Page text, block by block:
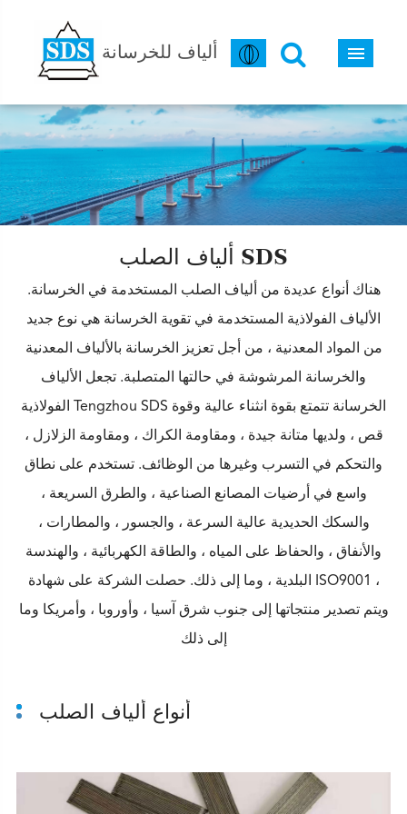
ألياف للخرسانة
ألياف الصلب SDS
هناك أنواع عديدة من ألياف الصلب المستخدمة في الخرسانة.
الألياف الفولاذية المستخدمة في تقوية الخرسانة هي نوع جديد
من المواد المعدنية ، من أجل تعزيز الخرسانة بالألياف المعدنية
والخرسانة المرشوشة في حالتها المتصلبة. تجعل الألياف
الفولاذية Tengzhou SDS الخرسانة تتمتع بقوة انثناء عالية وقوة
قص ، ولديها متانة جيدة ، ومقاومة الكراك ، ومقاومة الزلازل ،
والتحكم في التسرب وغيرها من الوظائف. تستخدم على نطاق
واسع في أرضيات المصانع الصناعية ، والطرق السريعة ،
والسكك الحديدية عالية السرعة ، والجسور ، والمطارات ،
والأنفاق ، والحفاظ على المياه ، والطاقة الكهربائية ، والهندسة
البلدية ، وما إلى ذلك. حصلت الشركة على شهادة ISO9001 ،
ويتم تصدير منتجاتها إلى جنوب شرق آسيا ، وأوروبا ، وأمريكا وما
إلى ذلك
أنواع ألياف الصلب
SDS-05030 0.50 مم قطرها 30 مم طول ألياف